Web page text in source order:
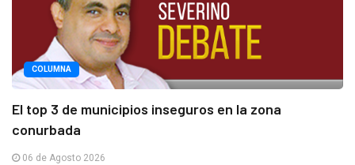
COLUMNA
El top 3 de municipios inseguros en la zona
conurbada
06 de Agosto 2026